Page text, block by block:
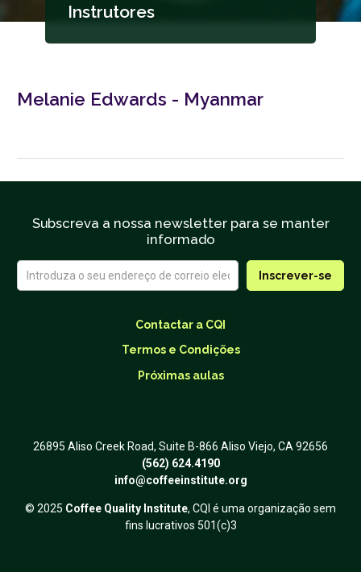
Instrutores
Melanie Edwards - Myanmar
Subscreva a nossa newsletter para se manter
informado
Contactar a CQI
Termos e Condições
Próximas aulas
26895 Aliso Creek Road, Suite B-866 Aliso Viejo, CA 92656
(562) 624.4190
info@coffeeinstitute.org
© 2025 Coffee Quality Institute, CQI é uma organização sem
fins lucrativos 501(c)3